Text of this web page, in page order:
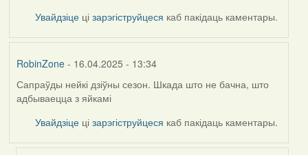
Увайдзіце цізарэгіструйцеся каб пакідаць каментары.
RobinZone- 16.04.2025 - 13:34
Сапраўды нейкі дзіўны сезон. Шкада што не бачна, што
адбываецца з яйкамі
Увайдзіце цізарэгіструйцеся каб пакідаць каментары.